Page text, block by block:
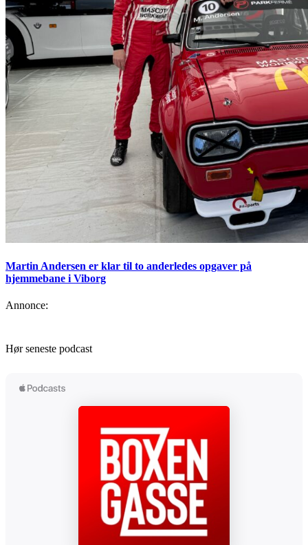
Martin Andersen er klar til to anderledes opgaver på
hjemmebane i Viborg
Annonce:
Hør seneste podcast